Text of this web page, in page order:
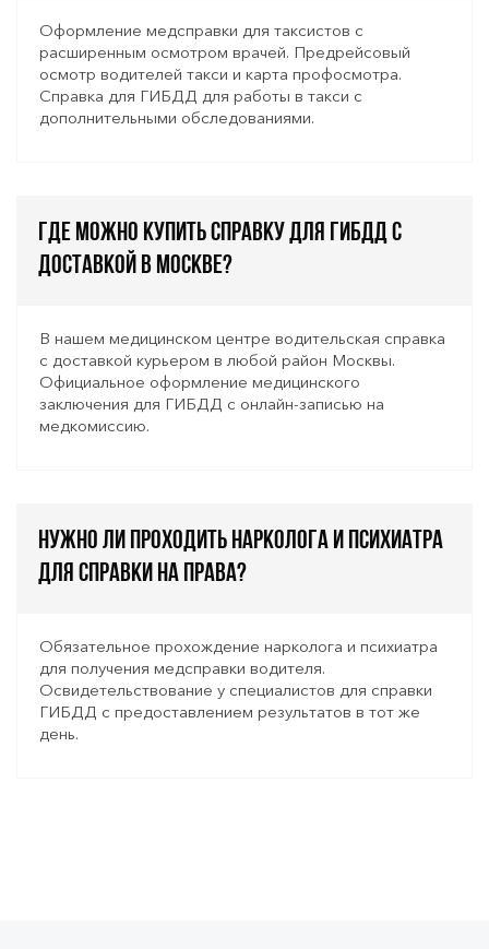
Оформление медсправки для таксистов с
расширенным осмотром врачей. Предрейсовый
осмотр водителей такси и карта профосмотра.
Справка для ГИБДД для работы в такси с
дополнительными обследованиями.
Где можно купить справку для ГИБДД с
доставкой в Москве?
В нашем медицинском центре водительская справка
с доставкой курьером в любой район Москвы.
Официальное оформление медицинского
заключения для ГИБДД с онлайн-записью на
медкомиссию.
Нужно ли проходить нарколога и психиатра
для справки на права?
Обязательное прохождение нарколога и психиатра
для получения медсправки водителя.
Освидетельствование у специалистов для справки
ГИБДД с предоставлением результатов в тот же
день.